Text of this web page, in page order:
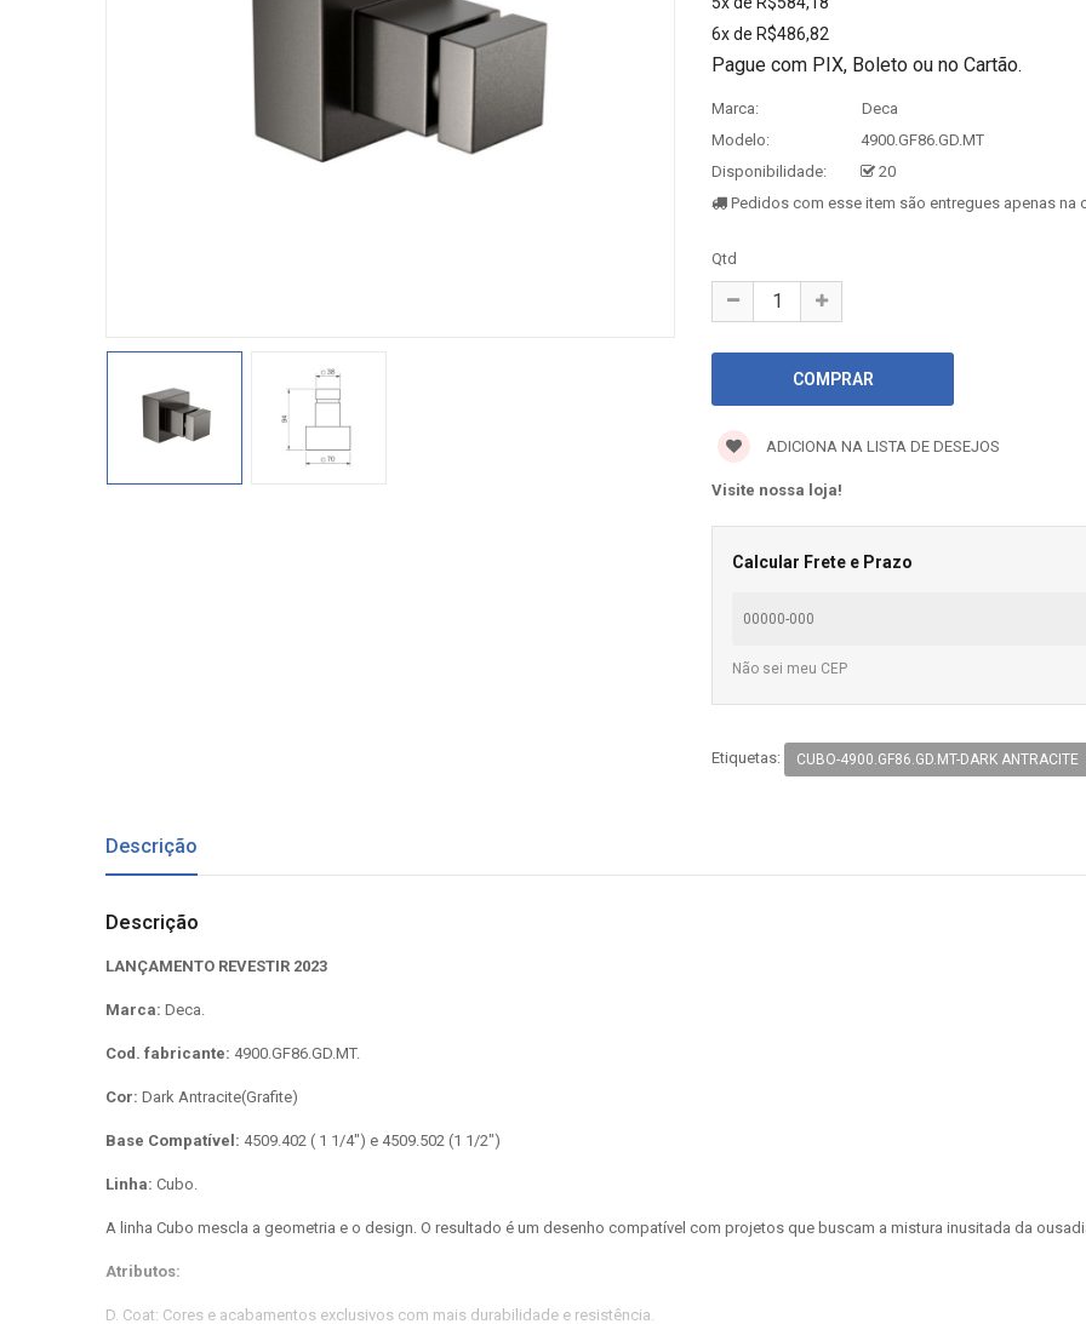
6x de R$486,82
Pague com PIX, Boleto ou no Cartão.
Marca:
Deca
Modelo:
4900.GF86.GD.MT
Disponibilidade:
20
Pedidos com esse item são entregues apenas na
Qtd
ADICIONA NA LISTA DE DESEJOS
Visite nossa loja!
Calcular Frete e Prazo
Não sei meu CEP
Etiquetas: CUBO-4900.GF86.GD.MT-DARK ANTRACITE
Descrição
Descrição
LANÇAMENTO REVESTIR 2023
Marca: Deca.
Cod. fabricante: 4900.GF86.GD.MT.
Cor: Dark Antracite(Grafite)
Base Compatível: 4509.402 ( 1 1/4") e 4509.502 (1 1/2")
Linha: Cubo.
A linha Cubo mescla a geometria e o design. O resultado é um desenho compatível com projetos que buscam a mistura inusitada da
Atributos:
D. Coat: Cores e acabamentos exclusivos com mais durabilidade e resistência.